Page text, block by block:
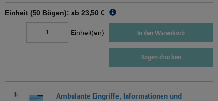
Einheit (50 Bögen): ab 23,50 €
Einheit(en) In den Warenkorb
Bogen drucken
Ambulante Eingriffe, Informationen und